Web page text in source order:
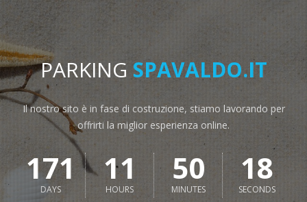
PARKINGSPAVALDO.IT
Il nostro sito è in fase di costruzione, stiamo lavorando per
offrirti la miglior esperienza online.
171
DAYS
11
HOURS
50
MINUTES
18
SECONDS